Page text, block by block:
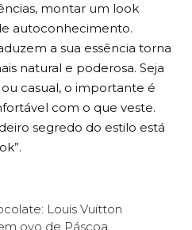
montar um look
autoconhecimento.
a sua essência torna
natural e poderosa. Seja
casual, o importante é
com o que veste.
segredo do estilo está
Louis Vuitton
ovo de Páscoa